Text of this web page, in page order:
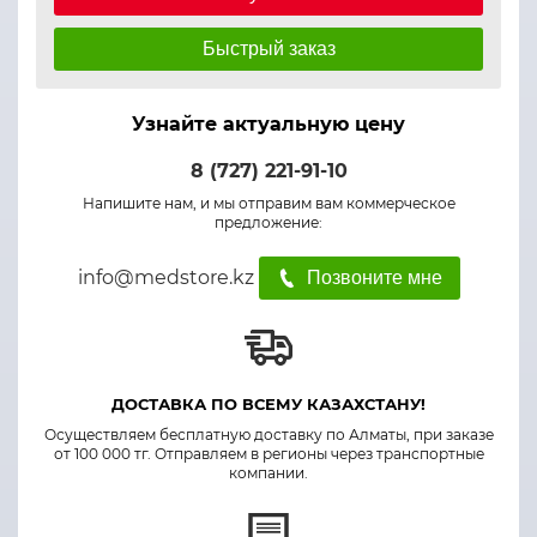
Быстрый заказ
Узнайте актуальную цену
8 (727) 221-91-10
Напишите нам, и мы отправим вам коммерческое
предложение:
info@medstore.kz Позвоните мне
ДОСТАВКА ПО ВСЕМУ КАЗАХСТАНУ!
Осуществляем бесплатную доставку по Алматы, при заказе
от 100 000 тг. Отправляем в регионы через транспортные
компании.